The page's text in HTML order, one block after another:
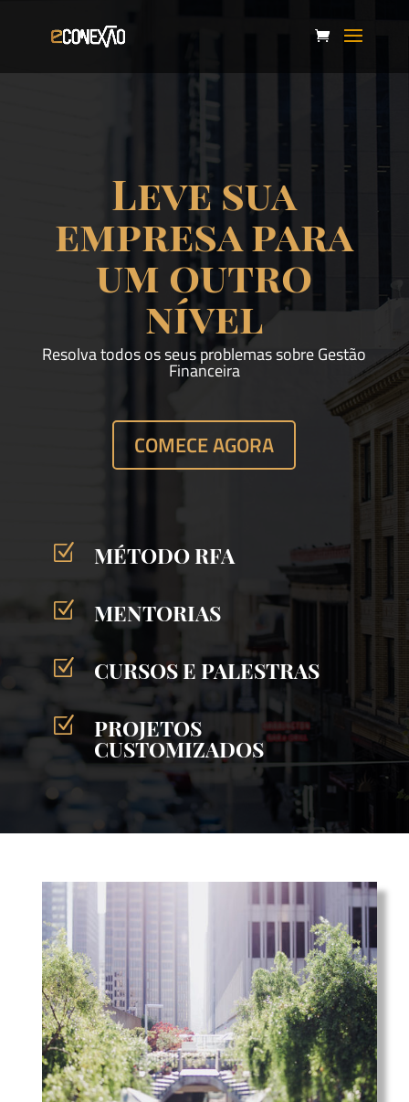
Leve sua
empresa para
um outro
nível
Resolva todos os seus problemas sobre Gestão
Financeira
COMECE AGORA
Z MÉTODO RFA
Z MENTORIAS
Z CURSOS E PALESTRAS
Z PROJETOS
CUSTOMIZADOS